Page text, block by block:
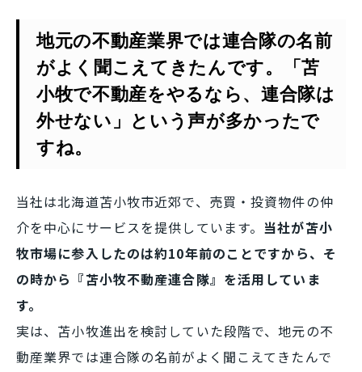
地元の不動産業界では連合隊の名前
がよく聞こえてきたんです。「苫
小牧で不動産をやるなら、連合隊は
外せない」という声が多かったで
すね。
当社は北海道苫小牧市近郊で、売買・投資物件の仲
介を中心にサービスを提供しています。 当社が苫小
牧市場に参入したのは約10年前のことですから、そ
の時から『苫小牧不動産連合隊』を活用していま
す。
実は、苫小牧進出を検討していた段階で、地元の不
動産業界では連合隊の名前がよく聞こえてきたんで